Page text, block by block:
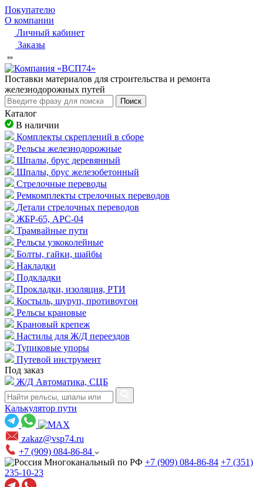
Покупателю
О компании
Личный кабинет
Заказы
Пocтaвки мaтepиaлoв для cтpoитeльcтвa и peмoнтa
жeлeзнoдopoжныx путeй
Поиск
Каталог
В наличии
Комплекты скреплений в сборе
Рельсы железнодорожные
Шпалы, брус деревянный
Шпалы, брус железобетонный
Стрелочные переводы
Ремкомплекты стрелочных переводов
Детали стрелочных переводов
ЖБР-65, АРС-04
Трамвайные пути
Рельсы узкоколейные
Болты, гайки, шайбы
Накладки
Подкладки
Прокладки, изоляция, РТИ
Костыль, шуруп, противоугон
Рельсы крановые
Крановый крепеж
Настилы для Ж/Д переездов
Тупиковые упоры
Путевой инструмент
Под заказ
Ж/Д Автоматика, СЦБ
Калькулятор пути
zakaz@vsp74.ru
+7 (909) 084-86-84
Многоканальный по РФ +7 (909) 084-86-84 +7 (351)
235-10-23